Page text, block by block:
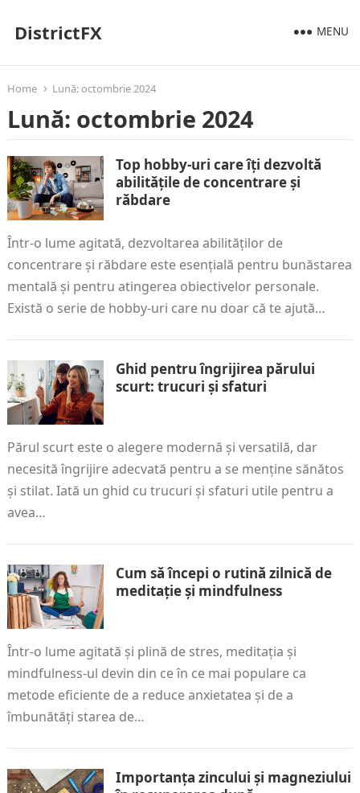
DistrictFX MENU
Home Lună:octombrie 2024
Lună: octombrie 2024
Top hobby-uri care îți dezvoltă
abilitățile de concentrare și
răbdare
Într-o lume agitată, dezvoltarea abilităților de
concentrare și răbdare este esențială pentru bunăstarea
mentală și pentru atingerea obiectivelor personale.
Există o serie de hobby-uri care nu doar că te ajută…
Ghid pentru îngrijirea părului
scurt: trucuri și sfaturi
Părul scurt este o alegere modernă și versatilă, dar
necesită îngrijire adecvată pentru a se menține sănătos
și stilat. Iată un ghid cu trucuri și sfaturi utile pentru a
avea…
Cum să începi o rutină zilnică de
meditație și mindfulness
Într-o lume agitată și plină de stres, meditația și
mindfulness-ul devin din ce în ce mai populare ca
metode eficiente de a reduce anxietatea și de a
îmbunătăți starea de…
Importanța zincului și magneziului